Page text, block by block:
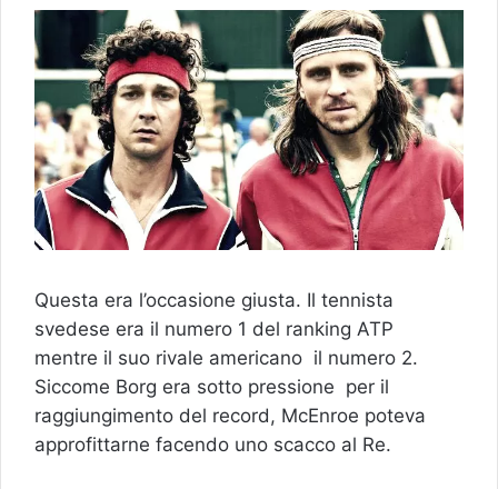
Questa era l’occasione giusta. Il tennista
svedese era il numero 1 del ranking ATP
mentre il suo rivale americano il numero 2.
Siccome Borg era sotto pressione per il
raggiungimento del record, McEnroe poteva
approfittarne facendo uno scacco al Re.